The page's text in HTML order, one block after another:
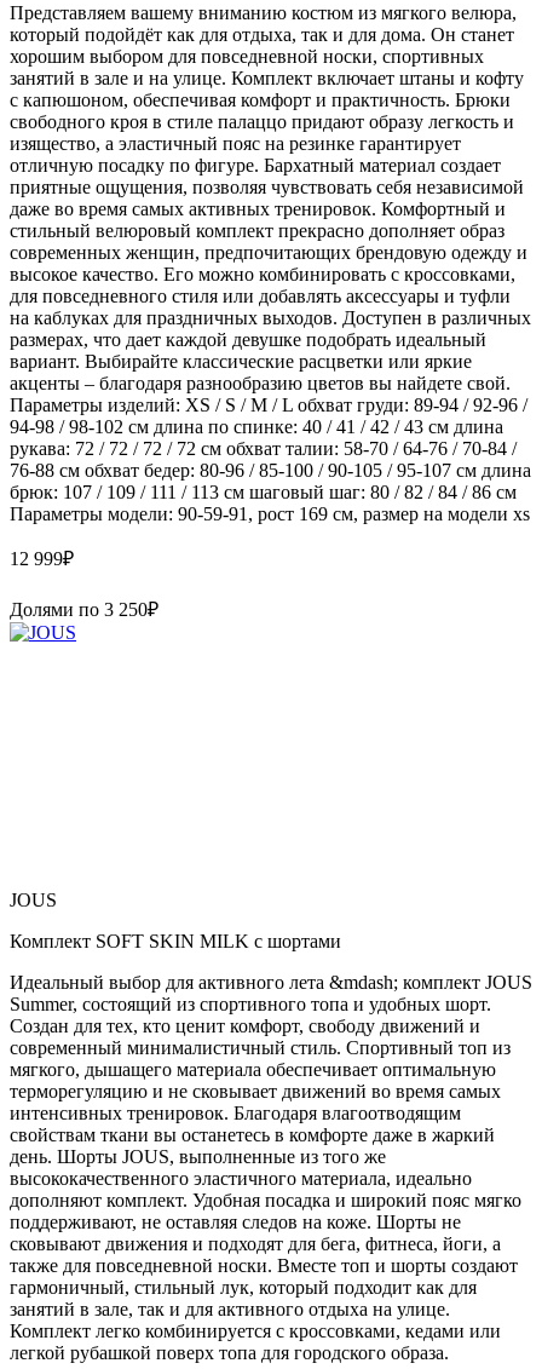
Представляем вашему вниманию костюм из мягкого велюра,
который подойдёт как для отдыха, так и для дома. Он станет
хорошим выбором для повседневной носки, спортивных
занятий в зале и на улице. Комплект включает штаны и кофту
с капюшоном, обеспечивая комфорт и практичность. Брюки
свободного кроя в стиле палаццо придают образу легкость и
изящество, а эластичный пояс на резинке гарантирует
отличную посадку по фигуре. Бархатный материал создает
приятные ощущения, позволяя чувствовать себя независимой
даже во время самых активных тренировок. Комфортный и
стильный велюровый комплект прекрасно дополняет образ
современных женщин, предпочитающих брендовую одежду и
высокое качество. Его можно комбинировать с кроссовками,
для повседневного стиля или добавлять аксессуары и туфли
на каблуках для праздничных выходов. Доступен в различных
размерах, что дает каждой девушке подобрать идеальный
вариант. Выбирайте классические расцветки или яркие
акценты – благодаря разнообразию цветов вы найдете свой.
Параметры изделий: XS / S / M / L обхват груди: 89-94 / 92-96 /
94-98 / 98-102 см длина по спинке: 40 / 41 / 42 / 43 см длина
рукава: 72 / 72 / 72 / 72 см обхват талии: 58-70 / 64-76 / 70-84 /
76-88 см обхват бедер: 80-96 / 85-100 / 90-105 / 95-107 см длина
брюк: 107 / 109 / 111 / 113 см шаговый шаг: 80 / 82 / 84 / 86 см
Параметры модели: 90-59-91, рост 169 см, размер на модели xs
12 999₽
Долями по 3 250₽
JOUS
Комплект SOFT SKIN MILK с шортами
Идеальный выбор для активного лета &mdash; комплект JOUS
Summer, состоящий из спортивного топа и удобных шорт.
Создан для тех, кто ценит комфорт, свободу движений и
современный минималистичный стиль. Спортивный топ из
мягкого, дышащего материала обеспечивает оптимальную
терморегуляцию и не сковывает движений во время самых
интенсивных тренировок. Благодаря влагоотводящим
свойствам ткани вы останетесь в комфорте даже в жаркий
день. Шорты JOUS, выполненные из того же
высококачественного эластичного материала, идеально
дополняют комплект. Удобная посадка и широкий пояс мягко
поддерживают, не оставляя следов на коже. Шорты не
сковывают движения и подходят для бега, фитнеса, йоги, а
также для повседневной носки. Вместе топ и шорты создают
гармоничный, стильный лук, который подходит как для
занятий в зале, так и для активного отдыха на улице.
Комплект легко комбинируется с кроссовками, кедами или
легкой рубашкой поверх топа для городского образа.